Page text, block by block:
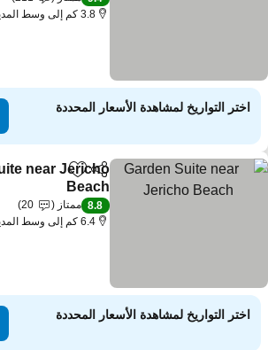
3.8 كم إلى وسط المدينة
اختر التواريخ لمشاهدة الأسعار المحددة
مشاركةto favorites
near Jericho
Beach
مشاهدة الأسعار
8.8 ممتاز
20
6.4 كم إلى وسط المدينة
اختر التواريخ لمشاهدة الأسعار المحددة